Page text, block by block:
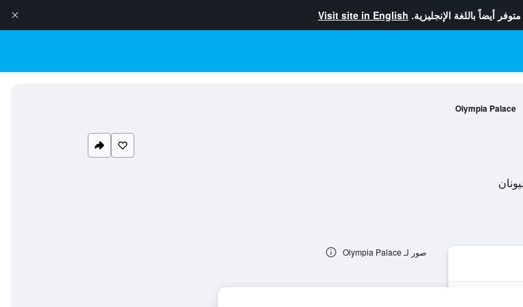
متوفر أيضاً باللغة الإنجليزية. Visit site in English
Olympia Palace
صور لـ Olympia Palace